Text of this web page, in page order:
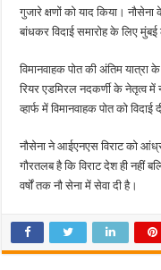
गुजारे क्षणों को याद किया।
बांधकर विदाई समारोह के लिए मुंबई
विमानवाहक पोत की अंतिम
रियर एडमिरल नदकर्णी के नेतृत्व में
व्हार्फ में विमानवाहक पोत को विदाई
नौसेना ने आईएनएस विराट को
गौरतलब है कि विराट देश ही नहीं
वर्षों तक नौ सेना में सेवा दी है।